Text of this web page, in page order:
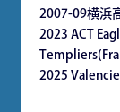
2007-09横浜
2023 ACT
2025